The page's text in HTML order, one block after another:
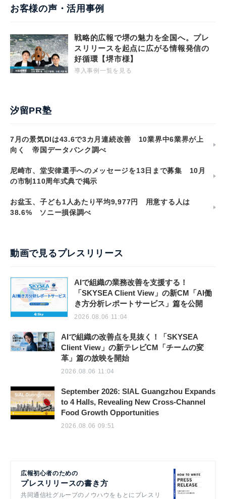
お客様の声・活用事例
戦略的広報で堺の魅力を全国へ。プレ
スリリースを起点に広がる情報発信の
好循環【堺市様】
導入事例一覧を見る
汐留PR塾
7月の景気DIは43.6で3カ月連続改善 10業界中6業界が上
向く 帝国データバンク調べ
尼崎市、堂安律選手へのメッセージを13日まで募集 10月
の市制110周年式典で掲示
お盆玉、子ども1人あたり平均9,977円 用意する人は
38.6% ソニー損保調べ
動画で見るプレスリリース
AIで組織の業務改善を支援する！
「SKYSEA Client View」の新CM「AI働
き方分析レポートサービス」篇を公開
2026.08.06 11:04
AIで組織の改善点を見抜く！「SKYSEA
Client View」の新テレビCM「チームの変
革」篇の放映を開始
2026.08.06 11:04
September 2026: SIAL Guangzhou Expands
to 4 Halls, Revealing New Cross-Channel
Food Growth Opportunities
2026.08.06 09:51
広報初心者のための
プレスリリースの書き方
共同通信社グループのノウハウをもとにプレスリ